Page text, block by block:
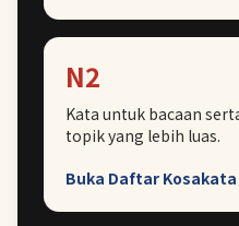
N2
Kata untuk bacaan
topik yang lebih luas.
Buka Daftar